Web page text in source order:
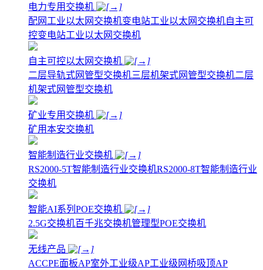
电力专用交换机
配网工业以太网交换机变电站工业以太网交换机自主可
控变电站工业以太网交换机
自主可控以太网交换机
二层导轨式网管型交换机三层机架式网管型交换机二层
机架式网管型交换机
矿业专用交换机
矿用本安交换机
智能制造行业交换机
RS2000-5T智能制造行业交换机RS2000-8T智能制造行业
交换机
智能AI系列POE交换机
2.5G交换机百千兆交换机管理型POE交换机
无线产品
ACCPE面板AP室外工业级AP工业级网桥吸顶AP